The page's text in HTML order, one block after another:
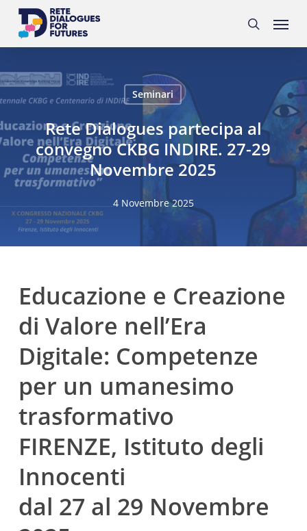
Skip
main
search
Menu
Seminari
Rete Dialogues partecipa al
convegno CKBG INDIRE. 27-29
Novembre 2025
4 Novembre 2025
Educazione e Creazione
di Valore nell’Era
Digitale: Competenze
per un umanesimo
trasformativo
FIRENZE, Istituto degli
Innocenti
dal 27 al 29 Novembre